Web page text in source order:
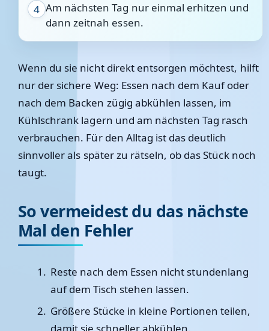
4 Am nächsten Tag nur einmal erhitzen und
dann zeitnah essen.
Wenn du sie nicht direkt entsorgen möchtest, hilft
nur der sichere Weg: Essen nach dem Kauf oder
nach dem Backen zügig abkühlen lassen, im
Kühlschrank lagern und am nächsten Tag rasch
verbrauchen. Für den Alltag ist das deutlich
sinnvoller als später zu rätseln, ob das Stück noch
taugt.
So vermeidest du das nächste
Mal den Fehler
Reste nach dem Essen nicht stundenlang
auf dem Tisch stehen lassen.
Größere Stücke in kleine Portionen teilen,